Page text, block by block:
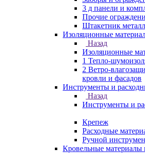
3 д панели и
Прочие
Штакетник
Изоляционные
Назад
Изоляционные
1 Тепло-
2 Ветро-
кровли и фасадов
Инструменты и
Назад
Инструменты и
Крепеж
Расходные
Ручной
Кровельные материалы